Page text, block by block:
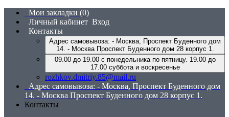
Мои закладки (0)
Личный кабинет Вход
Контакты
Адрес самовывоза: - Москва, Проспект Буденного дом
14. - Москва Проспект Буденного дом 28 корпус 1.
09.00 до 19.00 с понедельника по пятницу. 19.00 до
17.00 суббота и воскресенье
rozhkov.dmitriy.85@mail.ru
Адрес самовывоза: - Москва, Проспект Буденного дом
14. - Москва Проспект Буденного дом 28 корпус 1.
Контакты